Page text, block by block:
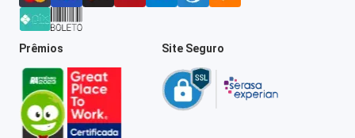
Prêmios Site Seguro